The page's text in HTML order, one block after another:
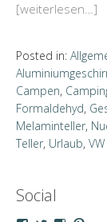
[weiterlesen…]
Posted in:
Campen,
Formaldehyd,
Melaminteller,
Teller, Urlaub,
Social